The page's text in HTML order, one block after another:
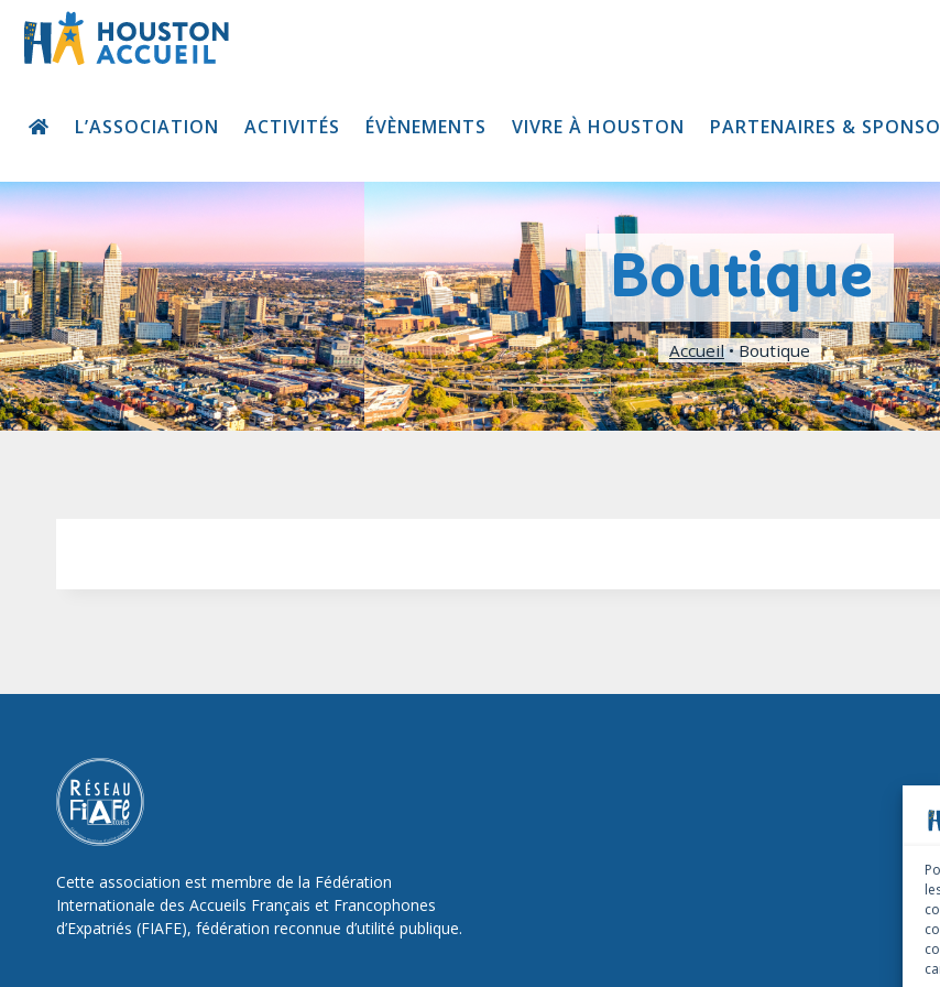
L’ASSOCIATION ACTIVITÉS ÉVÈNEMENTS VIVRE À HOUSTON PARTENAIRES &
Boutique
Accueil•Boutique
Cette association est membre de la Fédération
Internationale des Accueils Français et Francophones
d’Expatriés (FIAFE), fédération reconnue d’utilité publique.